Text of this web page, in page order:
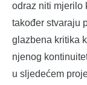
odraz niti mjerilo
također stvaraju
glazbena kritika
njenog
u sljedećem